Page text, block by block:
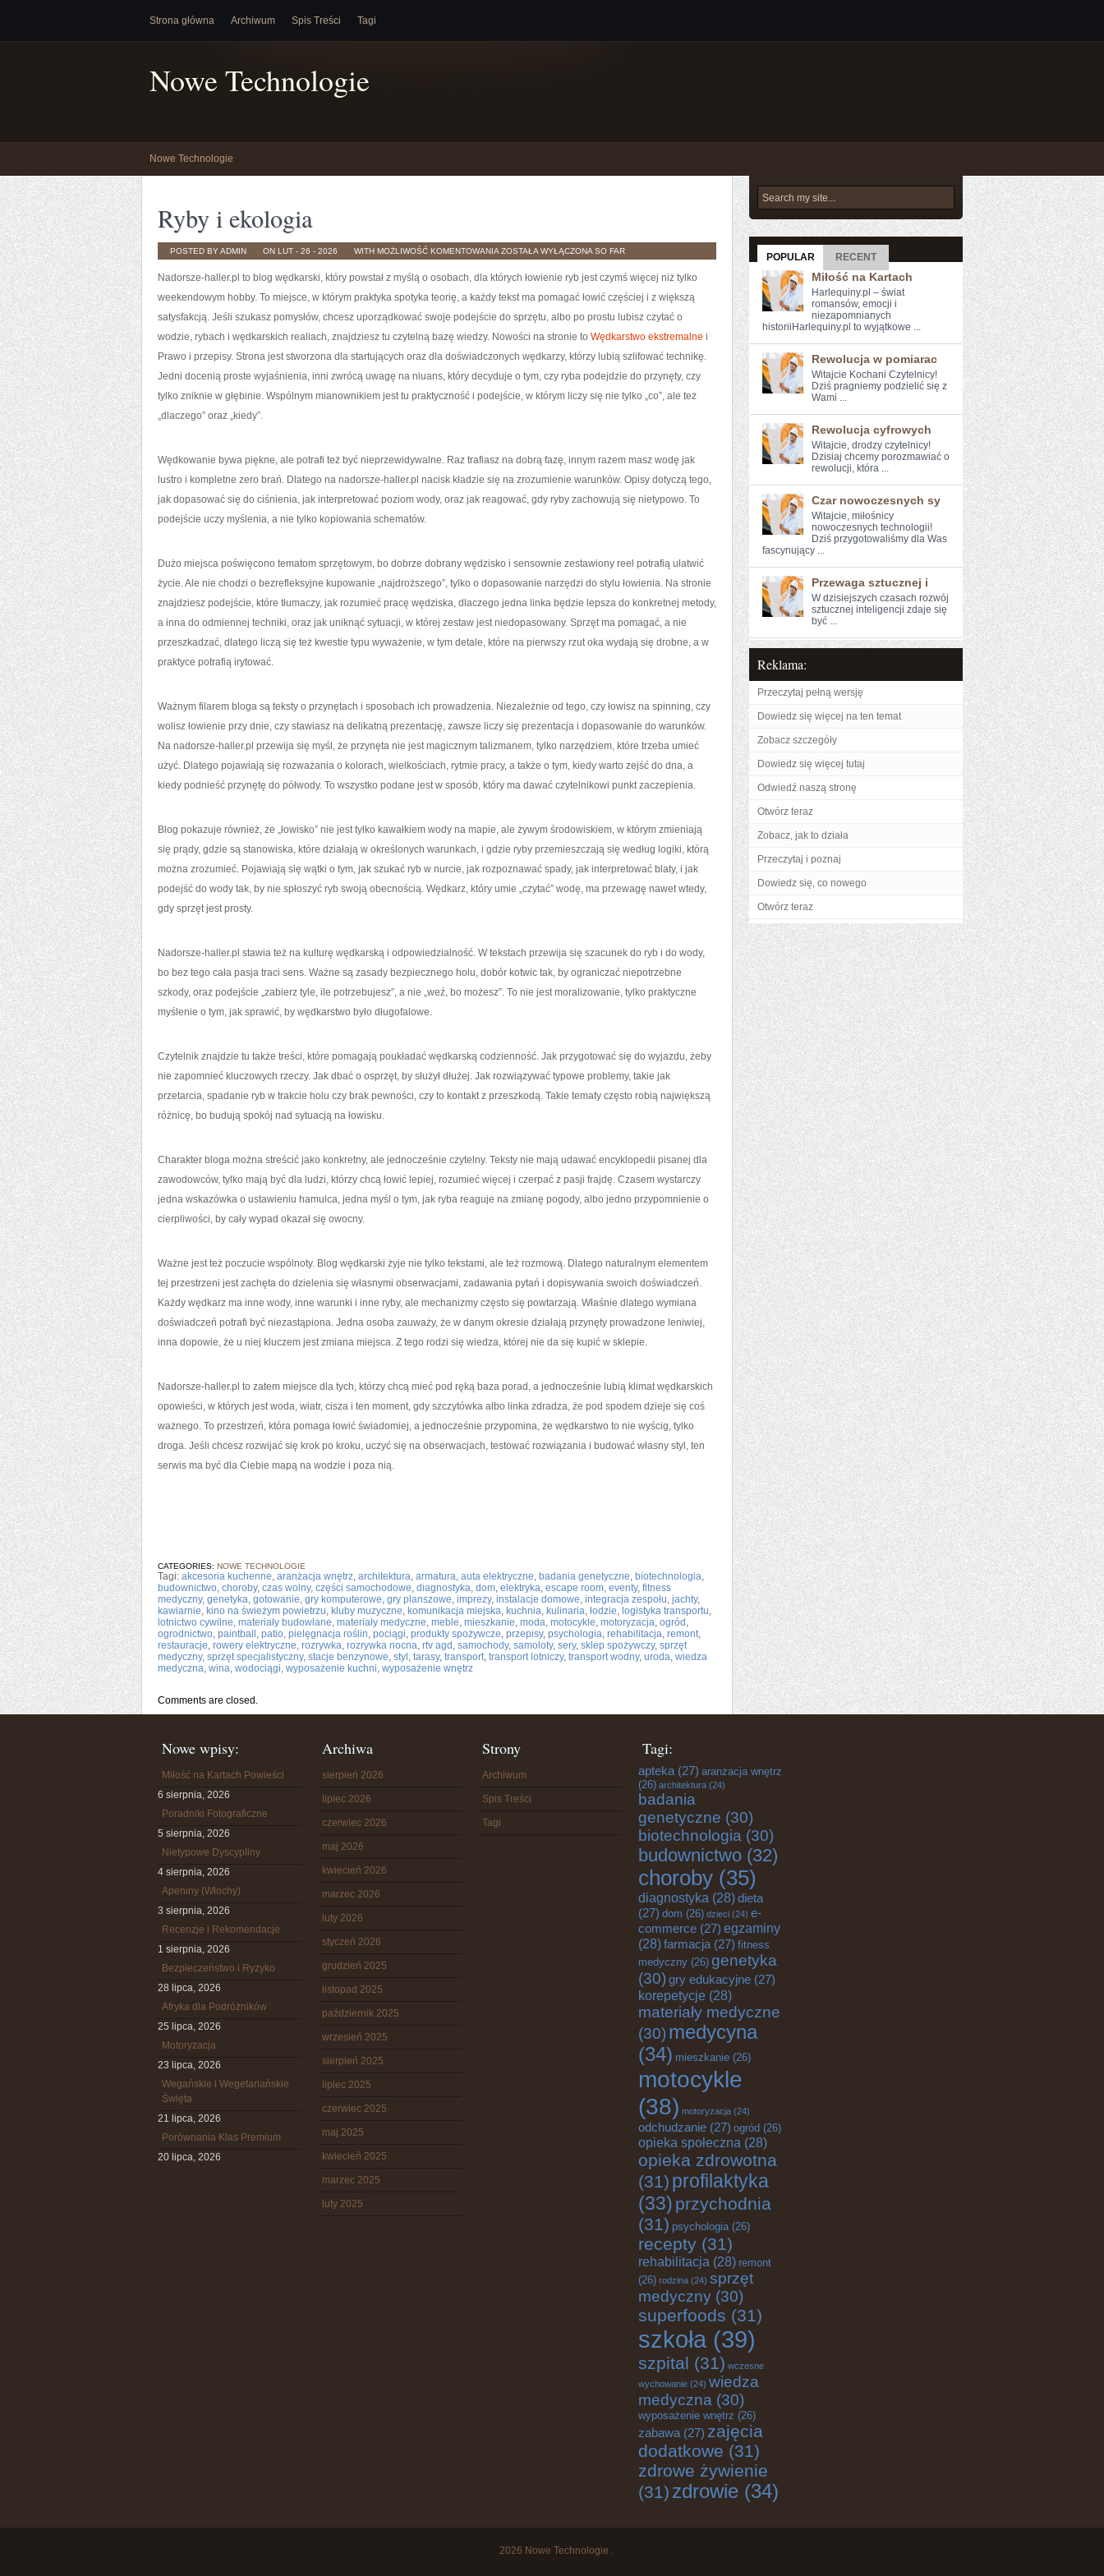
Strona główna Archiwum Spis Treści Tagi
Nowe Technologie
Nowe Technologie
Ryby i ekologia
POSTED BY ADMIN ON LUT - 26 - 2026 WITH MOŻLIWOŚĆ KOMENTOWANIA RYBY
I
ZOSTAŁA WYŁĄCZONA SO FAR
Nadorsze-haller.pl to blog wędkarski, który powstał z myślą o osobach, dla których łowienie ryb jest czymś więcej niż tylko
weekendowym hobby. To miejsce, w którym praktyka spotyka teorię, a każdy tekst ma pomagać łowić częściej i z większą
satysfakcją. Jeśli szukasz pomysłów, chcesz uporządkować swoje podejście do sprzętu, albo po prostu lubisz czytać o
wodzie, rybach i wędkarskich realiach, znajdziesz tu czytelną bazę wiedzy. Nowości na stronie to Wędkarstwo ekstremalne i
Prawo i przepisy. Strona jest stworzona dla startujących oraz dla doświadczonych wędkarzy, którzy lubią szlifować technikę.
Jedni docenią proste wyjaśnienia, inni zwrócą uwagę na niuans, który decyduje o tym, czy ryba podejdzie do przynęty, czy
tylko zniknie w głębinie. Wspólnym mianownikiem jest tu praktyczność i podejście, w którym liczy się nie tylko „co”, ale też
„dlaczego” oraz „kiedy”.
Wędkowanie bywa piękne, ale potrafi też być nieprzewidywalne. Raz trafiasz na dobrą fazę, innym razem masz wodę jak
lustro i kompletne zero brań. Dlatego na nadorsze-haller.pl nacisk kładzie się na zrozumienie warunków. Opisy dotyczą tego,
jak dopasować się do ciśnienia, jak interpretować poziom wody, oraz jak reagować, gdy ryby zachowują się nietypowo. To
podejście uczy myślenia, a nie tylko kopiowania schematów.
Dużo miejsca poświęcono tematom sprzętowym, bo dobrze dobrany wędzisko i sensownie zestawiony reel potrafią ułatwić
życie. Ale nie chodzi o bezrefleksyjne kupowanie „najdroższego”, tylko o dopasowanie narzędzi do stylu łowienia. Na stronie
znajdziesz podejście, które tłumaczy, jak rozumieć pracę wędziska, dlaczego jedna linka będzie lepsza do konkretnej metody,
a inna do odmiennej techniki, oraz jak uniknąć sytuacji, w której zestaw jest niedopasowany. Sprzęt ma pomagać, a nie
przeszkadzać, dlatego liczą się też kwestie typu wyważenie, w tym detale, które na pierwszy rzut oka wydają się drobne, a w
praktyce potrafią irytować.
Ważnym filarem bloga są teksty o przynętach i sposobach ich prowadzenia. Niezależnie od tego, czy łowisz na spinning, czy
wolisz łowienie przy dnie, czy stawiasz na delikatną prezentację, zawsze liczy się prezentacja i dopasowanie do warunków.
Na nadorsze-haller.pl przewija się myśl, że przynęta nie jest magicznym talizmanem, tylko narzędziem, które trzeba umieć
użyć. Dlatego pojawiają się rozważania o kolorach, wielkościach, rytmie pracy, a także o tym, kiedy warto zejść do dna, a
kiedy podnieść przynętę do półwody. To wszystko podane jest w sposób, który ma dawać czytelnikowi punkt zaczepienia.
Blog pokazuje również, że „łowisko” nie jest tylko kawałkiem wody na mapie, ale żywym środowiskiem, w którym zmieniają
się prądy, gdzie są stanowiska, które działają w określonych warunkach, i gdzie ryby przemieszczają się według logiki, którą
można zrozumieć. Pojawiają się wątki o tym, jak szukać ryb w nurcie, jak rozpoznawać spady, jak interpretować blaty, i jak
podejść do wody tak, by nie spłoszyć ryb swoją obecnością. Wędkarz, który umie „czytać” wodę, ma przewagę nawet wtedy,
gdy sprzęt jest prosty.
Nadorsze-haller.pl stawia też na kulturę wędkarską i odpowiedzialność. W tekstach przewija się szacunek do ryb i do wody,
bo bez tego cała pasja traci sens. Ważne są zasady bezpiecznego holu, dobór kotwic tak, by ograniczać niepotrzebne
szkody, oraz podejście „zabierz tyle, ile potrzebujesz”, a nie „weź, bo możesz”. To nie jest moralizowanie, tylko praktyczne
myślenie o tym, jak sprawić, by wędkarstwo było długofalowe.
Czytelnik znajdzie tu także treści, które pomagają poukładać wędkarską codzienność. Jak przygotować się do wyjazdu, żeby
nie zapomnieć kluczowych rzeczy. Jak dbać o osprzęt, by służył dłużej. Jak rozwiązywać typowe problemy, takie jak
przetarcia, spadanie ryb w trakcie holu czy brak pewności, czy to kontakt z przeszkodą. Takie tematy często robią największą
różnicę, bo budują spokój nad sytuacją na łowisku.
Charakter bloga można streścić jako konkretny, ale jednocześnie czytelny. Teksty nie mają udawać encyklopedii pisanej dla
zawodowców, tylko mają być dla ludzi, którzy chcą łowić lepiej, rozumieć więcej i czerpać z pasji frajdę. Czasem wystarczy
jedna wskazówka o ustawieniu hamulca, jedna myśl o tym, jak ryba reaguje na zmianę pogody, albo jedno przypomnienie o
cierpliwości, by cały wypad okazał się owocny.
Ważne jest też poczucie wspólnoty. Blog wędkarski żyje nie tylko tekstami, ale też rozmową. Dlatego naturalnym elementem
tej przestrzeni jest zachęta do dzielenia się własnymi obserwacjami, zadawania pytań i dopisywania swoich doświadczeń.
Każdy wędkarz ma inne wody, inne warunki i inne ryby, ale mechanizmy często się powtarzają. Właśnie dlatego wymiana
doświadczeń potrafi być niezastąpiona. Jedna osoba zauważy, że w danym okresie działają przynęty prowadzone leniwiej,
inna dopowie, że u niej kluczem jest zmiana miejsca. Z tego rodzi się wiedza, której nie da się kupić w sklepie.
Nadorsze-haller.pl to zatem miejsce dla tych, którzy chcą mieć pod ręką baza porad, a jednocześnie lubią klimat wędkarskich
opowieści, w których jest woda, wiatr, cisza i ten moment, gdy szczytówka albo linka zdradza, że pod spodem dzieje się coś
ważnego. To przestrzeń, która pomaga łowić świadomiej, a jednocześnie przypomina, że wędkarstwo to nie wyścig, tylko
droga. Jeśli chcesz rozwijać się krok po kroku, uczyć się na obserwacjach, testować rozwiązania i budować własny styl, ten
serwis ma być dla Ciebie mapą na wodzie i poza nią.
CATEGORIES: NOWE TECHNOLOGIE
Tagi: akcesoria kuchenne, aranżacja wnętrz, architektura, armatura, auta elektryczne, badania genetyczne, biotechnologia,
budownictwo, choroby, czas wolny, części samochodowe, diagnostyka, dom, elektryka, escape room, eventy, fitness
medyczny, genetyka, gotowanie, gry komputerowe, gry planszowe, imprezy, instalacje domowe, integracja zespołu, jachty,
kawiarnie, kino na świeżym powietrzu, kluby muzyczne, komunikacja miejska, kuchnia, kulinaria, łodzie, logistyka transportu,
lotnictwo cywilne, materiały budowlane, materiały medyczne, meble, mieszkanie, moda, motocykle, motoryzacja, ogród ,
ogrodnictwo, paintball , patio, pielęgnacja roślin, pociągi, produkty spożywcze, przepisy, psychologia, rehabilitacja, remont,
restauracje, rowery elektryczne, rozrywka, rozrywka nocna, rtv agd , samochody, samoloty, sery, sklep spożywczy, sprzęt
medyczny, sprzęt specjalistyczny, stacje benzynowe, styl , tarasy, transport, transport lotniczy, transport wodny, uroda, wiedza
medyczna, wina, wodociągi, wyposażenie kuchni, wyposażenie wnętrz
Comments are closed.
POPULAR RECENT
Miłość na Kartach
Harlequiny.pl – świat
romansów, emocji i
niezapomnianych
historiiHarlequiny.pl to wyjątkowe ...
Rewolucja w pomiarac
Witajcie Kochani Czytelnicy!
Dziś ⁤pragniemy podzielić się ⁢z
Wami ...
Rewolucja cyfrowych
Witajcie, drodzy czytelnicy!‌
Dzisiaj chcemy porozmawiać o
rewolucji, która‍ ...
Czar nowoczesnych sy
Witajcie, miłośnicy
nowoczesnych⁣ technologii!
Dziś przygotowaliśmy dla Was
fascynujący ...
Przewaga sztucznej i
W ‌dzisiejszych czasach rozwój
sztucznej inteligencji zdaje się
być ...
Reklama:
Przeczytaj pełną wersję
Dowiedz się więcej na ten temat
Zobacz szczegóły
Dowiedz się więcej tutaj
Odwiedź naszą stronę
Otwórz teraz
Zobacz, jak to działa
Przeczytaj i poznaj
Dowiedz się, co nowego
Otwórz teraz
Nowe wpisy:
Miłość na Kartach Powieści
6 sierpnia, 2026
Poradniki Fotograficzne
5 sierpnia, 2026
Nietypowe Dyscypliny
4 sierpnia, 2026
Apeniny (Włochy)
3 sierpnia, 2026
Recenzje i Rekomendacje
1 sierpnia, 2026
Bezpieczeństwo i Ryzyko
28 lipca, 2026
Afryka dla Podróżników
25 lipca, 2026
Motoryzacja
23 lipca, 2026
Wegańskie i Wegetariańskie
Święta
21 lipca, 2026
Porównania Klas Premium
20 lipca, 2026
Archiwa
sierpień 2026
lipiec 2026
czerwiec 2026
maj 2026
kwiecień 2026
marzec 2026
luty 2026
styczeń 2026
grudzień 2025
listopad 2025
październik 2025
wrzesień 2025
sierpień 2025
lipiec 2025
czerwiec 2025
maj 2025
kwiecień 2025
marzec 2025
luty 2025
Strony
Archiwum
Spis Treści
Tagi
Tagi:
apteka (27) aranżacja wnętrz
(26) architektura (24)
badania
genetyczne (30)
biotechnologia (30)
budownictwo (32)
choroby (35)
diagnostyka (28)dieta
(27) dom (26) dzieci (24) e-
commerce (27) egzaminy
(28)farmacja (27) fitness
medyczny (26) genetyka
(30) gry edukacyjne (27)
korepetycje (28)
materiały medyczne
(30) medycyna
(34) mieszkanie (26)
motocykle
(38) motoryzacja (24)
odchudzanie (27) ogród (26)
opieka społeczna (28)
opieka zdrowotna
(31) profilaktyka
(33) przychodnia
(31) psychologia(26)
recepty (31)
rehabilitacja (28) remont
(26) rodzina (24) sprzęt
medyczny (30)
superfoods (31)
szkoła (39)
szpital (31) wczesne
wychowanie (24) wiedza
medyczna (30)
wyposażenie wnętrz (26)
zabawa (27) zajęcia
dodatkowe (31)
zdrowe żywienie
(31) zdrowie (34)
2026 Nowe Technologie .